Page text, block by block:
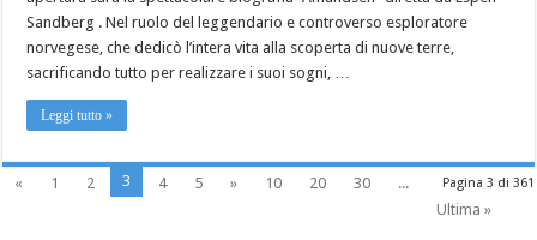
Sandberg . Nel ruolo del leggendario e controverso esploratore
norvegese, che dedicò l’intera vita alla scoperta di nuove terre,
sacrificando tutto per realizzare i suoi sogni, …
Leggi tutto »
Pagina 3 di 361
« 1 2 3 4 5 » 10 20 30
...
Ultima »